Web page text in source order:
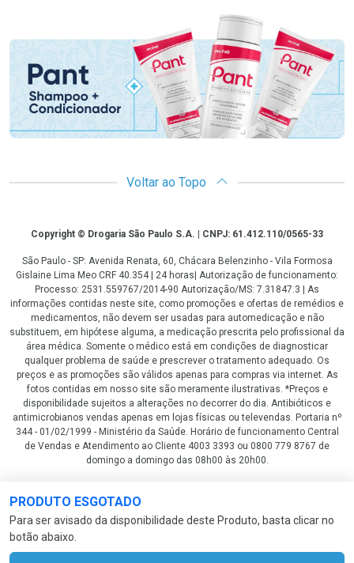
PRODUTO ESGOTADO
Para ser avisado da disponibilidade deste Produto, basta clicar no
botão abaixo.
Promoção em Destaque
Voltar ao Topo
CopyrightCopyright © Drogaria São Paulo S.A. | CNPJ: 61.412.110/0565-33
São Paulo - SP: Avenida Renata, 60, Chácara Belenzinho - Vila Formosa
Gislaine Lima Meo CRF 40.354 | 24 horas| Autorização de funcionamento:
Processo: 2531.559767/2014-90 Autorização/MS: 7.31847.3 | As
informações contidas neste site, como promoções e ofertas de remédios e
medicamentos, não devem ser usadas para automedicação e não
substituem, em hipótese alguma, a medicação prescrita pelo profissional da
área médica. Somente o médico está em condições de diagnosticar
qualquer problema de saúde e prescrever o tratamento adequado. Os
preços e as promoções são válidos apenas para compras via internet. As
fotos contidas em nosso site são meramente ilustrativas. *Preços e
disponibilidade sujeitos a alterações no decorrer do dia. Antibióticos e
antimicrobianos vendas apenas em lojas físicas ou televendas. Portaria nº
344 - 01/02/1999 - Ministério da Saúde. Horário de funcionamento Central
de Vendas e Atendimento ao Cliente 4003 3393 ou 0800 779 8767 de
domingo a domingo das 08h00 às 20h00.
LGPD Aceite os Cookies